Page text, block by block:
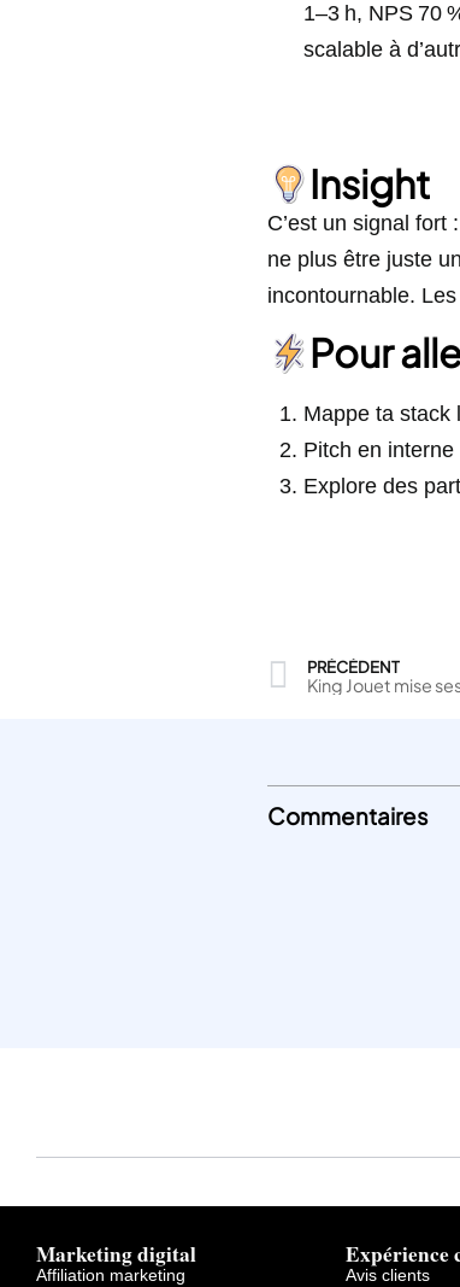
1–3 h, NPS 70
scalable à
Insight
C’est un signal
ne plus être juste
incontournable.
Pour
Mappe ta stack
Pitch en interne
Explore des
PRÉCÉDENT
King Jouet mise
Commentaires
Marketing digital
Affiliation marketing
Expérience
Avis clients